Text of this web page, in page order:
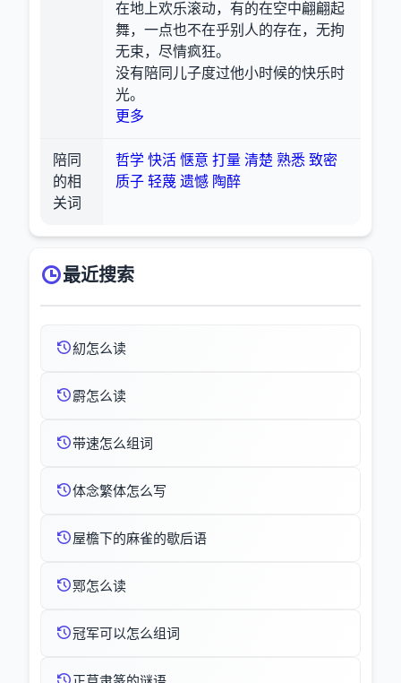
在地上欢乐滚动，有的在空中翩翩起
舞，一点也不在乎别人的存在，无拘
无束，尽情疯狂。
没有陪同儿子度过他小时候的快乐时
光。
更多
陪同
的相
关词
哲学 快活 惬意 打量 清楚 熟悉 致密
质子 轻蔑 遗憾 陶醉
最近搜索
糿怎么读
霨怎么读
带速怎么组词
体念繁体怎么写
屋檐下的麻雀的歇后语
鄍怎么读
冠军可以怎么组词